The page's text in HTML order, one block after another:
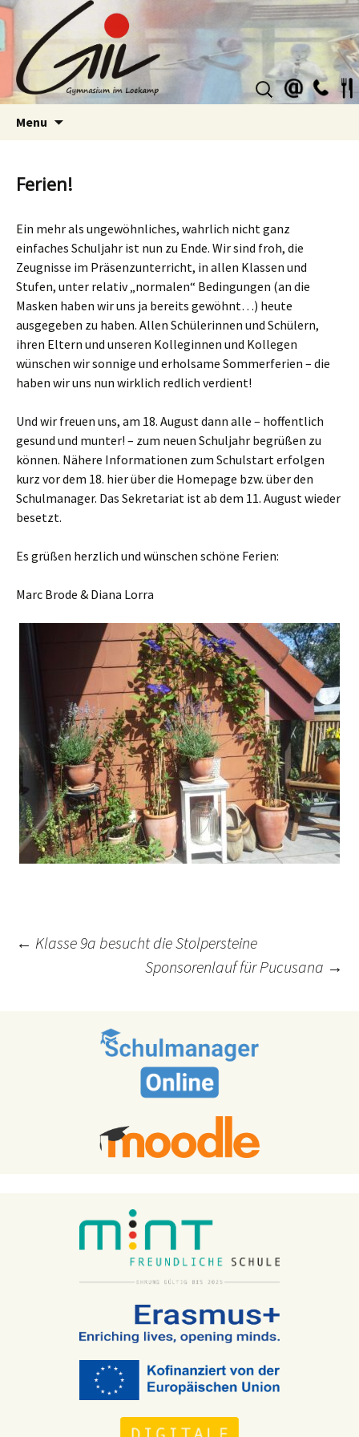
Suchen
nach:
Menu
Ferien!
Ein mehr als ungewöhnliches, wahrlich nicht ganz
einfaches Schuljahr ist nun zu Ende. Wir sind froh, die
Zeugnisse im Präsenzunterricht, in allen Klassen und
Stufen, unter relativ „normalen“ Bedingungen (an die
Masken haben wir uns ja bereits gewöhnt…) heute
ausgegeben zu haben. Allen Schülerinnen und Schülern,
ihren Eltern und unseren Kolleginnen und Kollegen
wünschen wir sonnige und erholsame Sommerferien – die
haben wir uns nun wirklich redlich verdient!
Und wir freuen uns, am 18. August dann alle – hoffentlich
gesund und munter! – zum neuen Schuljahr begrüßen zu
können. Nähere Informationen zum Schulstart erfolgen
kurz vor dem 18. hier über die Homepage bzw. über den
Schulmanager. Das Sekretariat ist ab dem 11. August wieder
besetzt.
Es grüßen herzlich und wünschen schöne Ferien:
Marc Brode & Diana Lorra
Post
← Klasse 9a besucht die Stolpersteine
Sponsorenlauf für Pucusana →